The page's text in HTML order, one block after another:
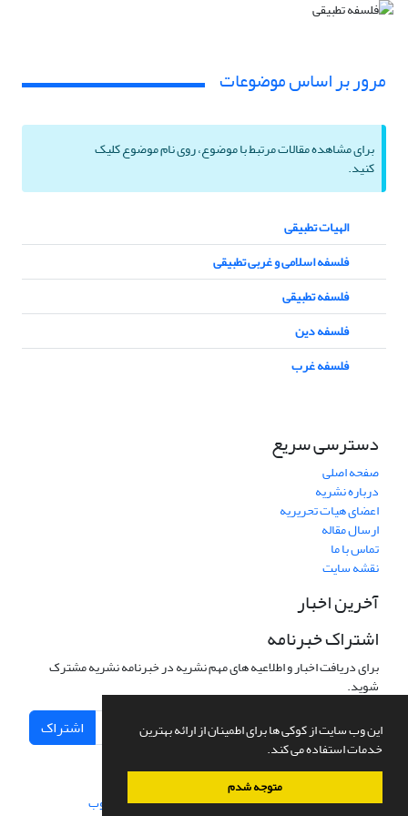
این وب سایت از کوکی ها برای اطمینان از ارائه بهترین
خدمات استفاده می کند.
متوجه شدم
مرور بر اساس موضوعات
برای مشاهده مقالات مرتبط با موضوع، روی نام موضوع کلیک
کنید.
الهیات تطبیقی
فلسفه اسلامی و غربی تطبیقی
فلسفه تطبیقی
فلسفه دین
فلسفه غرب
دسترسی سریع
صفحه اصلی
درباره نشریه
اعضای هیات تحریریه
ارسال مقاله
تماس با ما
نقشه سایت
آخرین اخبار
اشتراک خبرنامه
برای دریافت اخبار و اطلاعیه های مهم نشریه در خبرنامه نشریه مشترک
شوید.
اشتراک
سامانه مدیریت نشریات علمی.طراحی و پیاده سازی از سیناوب